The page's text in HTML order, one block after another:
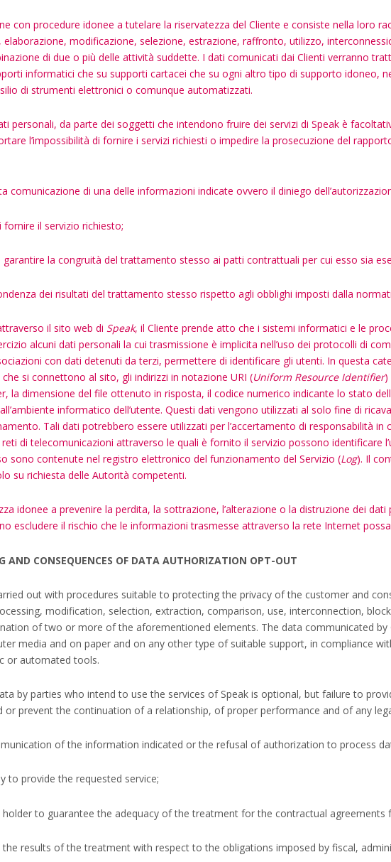
con procedure idonee a tutelare la riservatezza del Cliente e consiste nella loro
modificazione, selezione, estrazione, raffronto, utilizzo,
di due o più delle attività suddette. I dati comunicati dai Clienti verranno
informatici che su supporti cartacei che su ogni altro tipo di supporto idoneo,
di strumenti elettronici o comunque automatizzati.
personali, da parte dei soggetti che intendono fruire dei servizi di Speak è
l’impossibilità di fornire i servizi richiesti o impedire la prosecuzione del
comunicazione di una delle informazioni indicate ovvero il diniego
il servizio richiesto;
la congruità del trattamento stesso ai patti contrattuali per cui esso sia
dei risultati del trattamento stesso rispetto agli obblighi imposti dalla
il sito web di Speak, il Cliente prende atto che i sistemi informatici e le
alcuni dati personali la cui trasmissione è implicita nell’uso dei protocolli di
con dati detenuti da terzi, permettere di identificare gli utenti. In questa
si connettono al sito, gli indirizzi in notazione URI (Uniform Resource Identifier)
la dimensione del file ottenuto in risposta, il codice numerico indicante lo stato
informatico dell’utente. Questi dati vengono utilizzati al solo fine di
Tali dati potrebbero essere utilizzati per l’accertamento di responsabilità
di telecomunicazioni attraverso le quali è fornito il servizio possono identificare
sono contenute nel registro elettronico del funzionamento del Servizio (Log). Il
su richiesta delle Autorità competenti.
idonee a prevenire la perdita, la sottrazione, l’alterazione o la distruzione dei
escludere il rischio che le informazioni trasmesse attraverso la rete Internet
AND CONSEQUENCES OF DATA AUTHORIZATION OPT-OUT
out with procedures suitable to protecting the privacy of the customer and
modification, selection, extraction, comparison, use, interconnection,
of two or more of the aforementioned elements. The data communicated
media and on paper and on any other type of suitable support, in compliance
or automated tools.
by parties who intend to use the services of Speak is optional, but failure to
or prevent the continuation of a relationship, of proper performance and of any
of the information indicated or the refusal of authorization to process
to provide the requested service;
to guarantee the adequacy of the treatment for the contractual agreements
results of the treatment with respect to the obligations imposed by fiscal,